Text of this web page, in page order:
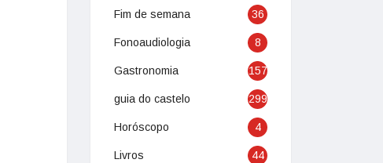
Fim de semana 36
Fonoaudiologia 8
Gastronomia 157
guia do castelo 299
Horóscopo 4
Livros 44